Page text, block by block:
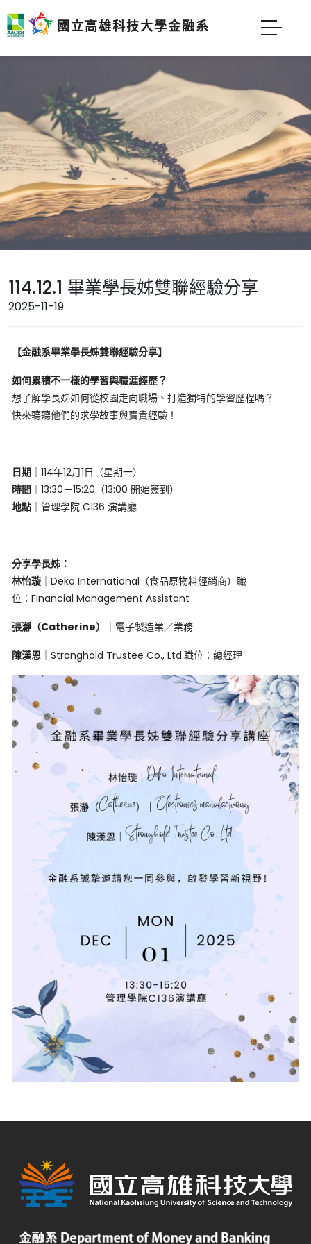
國立高雄科技大學金融系
114.12.1 畢業學長姊雙聯經驗分享
2025-11-19
【金融系畢業學長姊雙聯經驗分享】
如何累積不一樣的學習與職涯經歷？
想了解學長姊如何從校園走向職場、打造獨特的學習歷程嗎？
快來聽聽他們的求學故事與寶貴經驗！
日期 114年12月1日（星期一）
時間
13:30－15:20 （13:00 開始簽到）
地點 ｜管理學院 C136 演講廳
分享學長姊：
林怡璇
Deko International （食品原物料經銷商）職
位： Financial Management Assistant
張瀞（Catherine） ｜電子製造業／業務
陳漢恩 Stronghold Trustee Co., Ltd.職位：總經理